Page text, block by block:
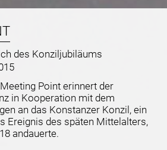
des Konziljubiläums
Point erinnert der
in Kooperation mit dem
an das Konstanzer Konzil, ein
Ereignis des späten Mittelalters,
andauerte.